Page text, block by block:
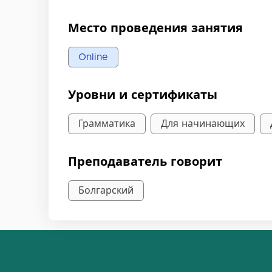
Место проведения занятия
Online
Уровни и сертификаты
Грамматика Для начинающих
Преподаватель говорит
Болгарский